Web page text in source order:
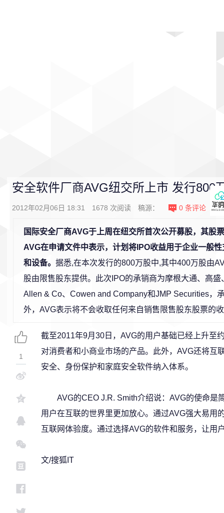
安全软件厂商AVG纽交所上市 发行800
2012年02月06日 18:31 1678 次阅读 稿源： 0 条评论
国际安全厂商AVG于上周在纽交所首次公开募股，其股
AVG在申请文件中表示，计划将IPO收益用于企业一般
和设备。 据悉,在本次发行的800万股中,其中400万股由
股由限售股东提供。此次IPO的承销商为摩根大通、高盛
Allen & Co、Cowen and Company和JMP Securities，
外，AVG表示将不会收取任何来自销售限售股东股票的
截至2011年9月30日，AVG的用户基础已经上升至
对消费者和小商业市场的产品。此外，AVG还将互
安全、身份保护和家庭安全软件纳入体系。
AVG的CEO J.R. Smith介绍说：AVG的使命是
用户在互联的世界里更加放心。通过AVG强大易用
互联网体验度。通过选择AVG的软件和服务，让用
文/搜狐IT
1